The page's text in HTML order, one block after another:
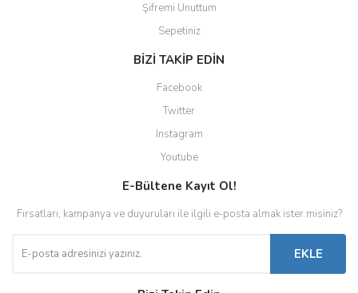
Şifremi Unuttum
Sepetiniz
BİZİ TAKİP EDİN
Facebook
Twitter
Instagram
Youtube
E-Bültene Kayıt Ol!
Fırsatları, kampanya ve duyuruları ile ilgili e-posta almak ister misiniz?
EKLE